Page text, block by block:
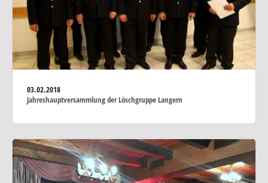
03.02.2018
Jahreshauptversammlung der Löschgruppe Langern